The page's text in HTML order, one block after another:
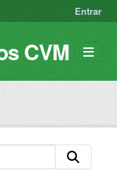
Entrar
CVM